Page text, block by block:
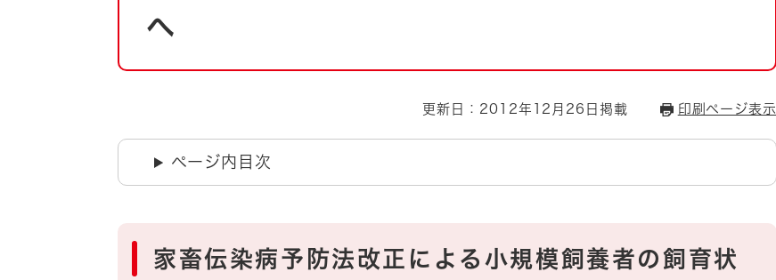
自然・環境・公園
引っ越し
地域コミュニティ・ボラン
道路・河川・交通
とじる
へ
更新日：2012年12月26日掲載 印刷ページ表示
ページ内目次
家畜伝染病予防法改正による小規模飼養者の飼育状